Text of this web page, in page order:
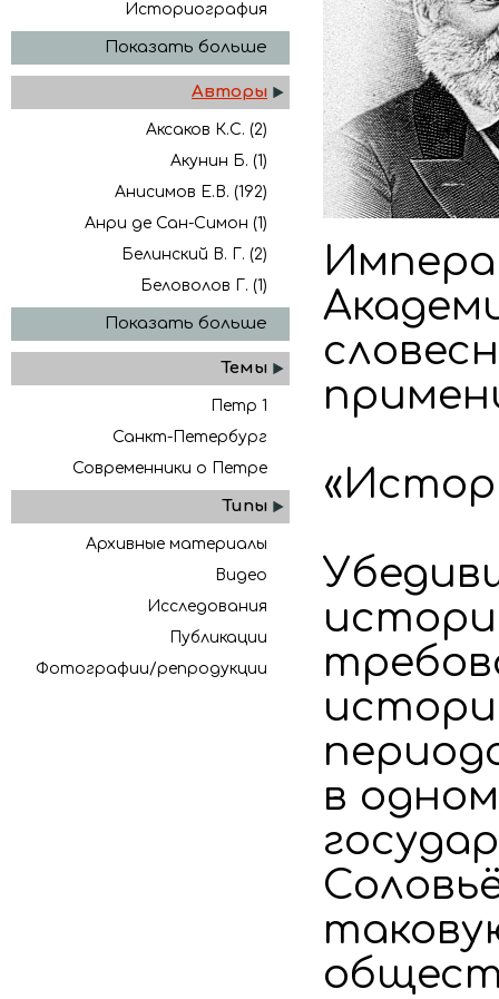
Историография
Показать больше
Авторы
Аксаков К.С. (2)
Акунин Б. (1)
Анисимов Е.В. (192)
Анри де Сан-Симон (1)
Белинский В. Г. (2)
Беловолов Г. (1)
Показать больше
Темы
Петр 1
Санкт-Петербург
Современники о Петре
Типы
Архивные материалы
Видео
Исследования
Публикации
Фотографии/репродукции
в